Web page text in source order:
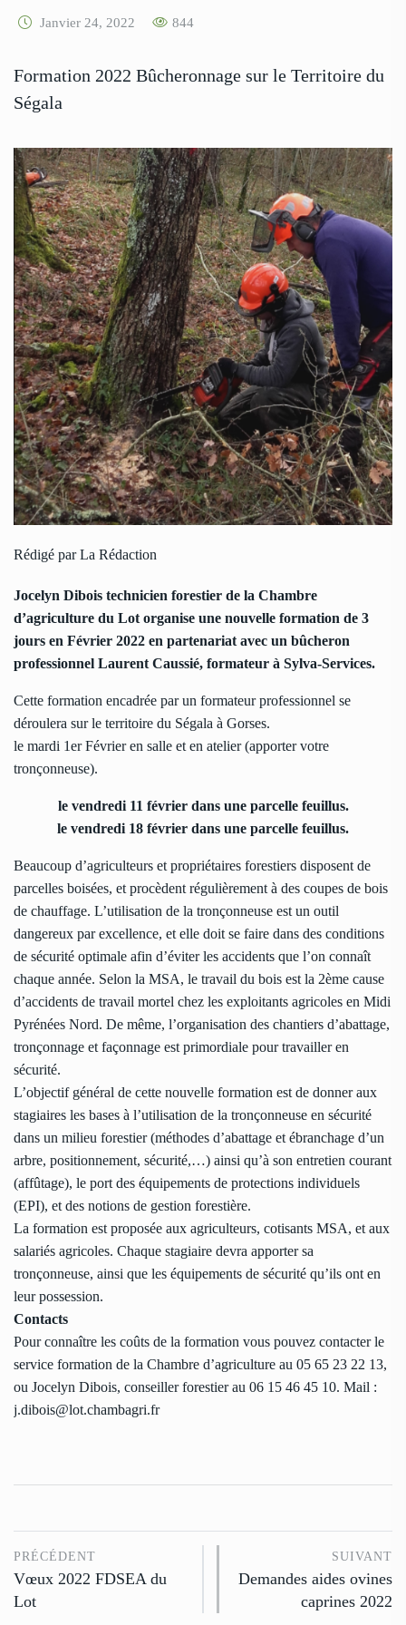
Janvier 24, 2022 844
Formation 2022 Bûcheronnage sur le Territoire du
Ségala
Rédigé par La Rédaction
Jocelyn Dibois technicien forestier de la Chambre
d’agriculture du Lot organise une nouvelle formation de 3
jours en Février 2022 en partenariat avec un bûcheron
professionnel Laurent Caussié, formateur à Sylva-Services.
Cette formation encadrée par un formateur professionnel se
déroulera sur le territoire du Ségala à Gorses.
le mardi 1er Février en salle et en atelier (apporter votre
tronçonneuse).
le vendredi 11 février dans une parcelle feuillus.
le vendredi 18 février dans une parcelle feuillus.
Beaucoup d’agriculteurs et propriétaires forestiers disposent de
parcelles boisées, et procèdent régulièrement à des coupes de bois
de chauffage. L’utilisation de la tronçonneuse est un outil
dangereux par excellence, et elle doit se faire dans des conditions
de sécurité optimale afin d’éviter les accidents que l’on connaît
chaque année. Selon la MSA, le travail du bois est la 2ème cause
d’accidents de travail mortel chez les exploitants agricoles en Midi
Pyrénées Nord. De même, l’organisation des chantiers d’abattage,
tronçonnage et façonnage est primordiale pour travailler en
sécurité.
L’objectif général de cette nouvelle formation est de donner aux
stagiaires les bases à l’utilisation de la tronçonneuse en sécurité
dans un milieu forestier (méthodes d’abattage et ébranchage d’un
arbre, positionnement, sécurité,…) ainsi qu’à son entretien courant
(affûtage), le port des équipements de protections individuels
(EPI), et des notions de gestion forestière.
La formation est proposée aux agriculteurs, cotisants MSA, et aux
salariés agricoles. Chaque stagiaire devra apporter sa
tronçonneuse, ainsi que les équipements de sécurité qu’ils ont en
leur possession.
Contacts
Pour connaître les coûts de la formation vous pouvez contacter le
service formation de la Chambre d’agriculture au 05 65 23 22 13,
ou Jocelyn Dibois, conseiller forestier au 06 15 46 45 10. Mail :
j.dibois@lot.chambagri.fr
PRÉCÉDENT
Vœux 2022 FDSEA du
Lot
SUIVANT
Demandes aides ovines
caprines 2022